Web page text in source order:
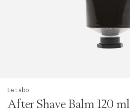
Le Labo
After Shave Balm 120 ml